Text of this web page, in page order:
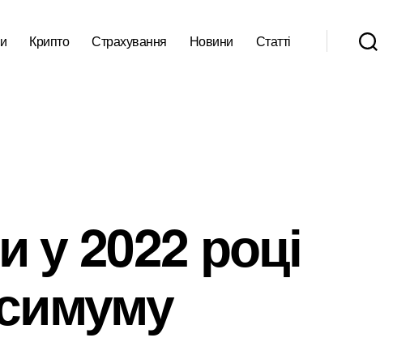
Крипто Страхування Новини Статті
у 2022 році